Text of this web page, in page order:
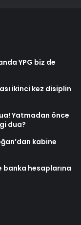
YPG biz de
ikinci kez disiplin
Yatmadan önce
dua?
kabine
banka hesaplarına